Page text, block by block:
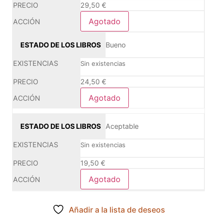
29,50 €
Agotado
Bueno
Sin existencias
24,50 €
Agotado
Aceptable
Sin existencias
19,50 €
Agotado
Añadir a la lista de deseos